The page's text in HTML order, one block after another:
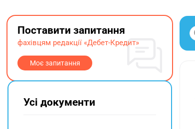
Поставити запитання
фахівцям редакції «Дебет-Кредит»
Моє запитання
Усі документи